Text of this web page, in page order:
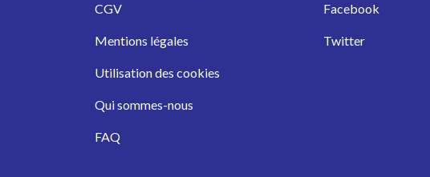
CGV
Mentions légales
Utilisation des cookies
Qui sommes-nous
FAQ
Facebook
Twitter